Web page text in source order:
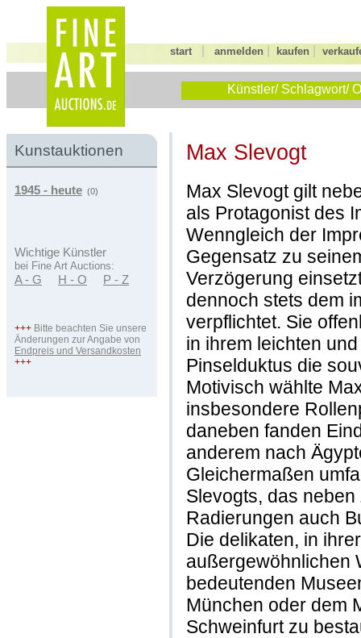
start anmelden kaufen
Künstler/ Schlagwort/
Kunstauktionen
1945 - heute (0)
Wichtige Künstler
bei Fine Art Auctions:
A - G H - O P - Z
+++ Bitte beachten Sie unsere
Änderungen zur Angabe von
Endpreis und Versandkosten
+++
Max Slevogt
Max Slevogt gilt
als Protagonist des
Wenngleich der
Gegensatz zu
Verzögerung
dennoch stets dem
verpflichtet. Sie
in ihrem leichten
Pinselduktus die
Motivisch wählte
insbesondere
daneben fanden
anderem nach
Gleichermaßen
Slevogts, das
Radierungen auch
Die delikaten, in
außergewöhnlichen
bedeutenden
München oder dem
Schweinfurt zu